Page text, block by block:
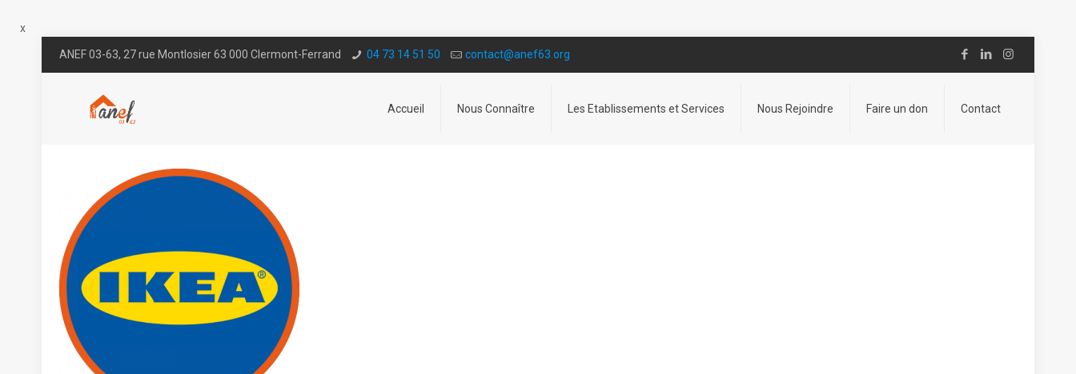
x
ANEF 03-63, 27 rue Montlosier 63 000 Clermont-Ferrand 04 73 14 51 50 contact@a­nef63.org
Accueil Nous Connaître Les Etablissements et Services Nous Rejoindre Faire un don Contact